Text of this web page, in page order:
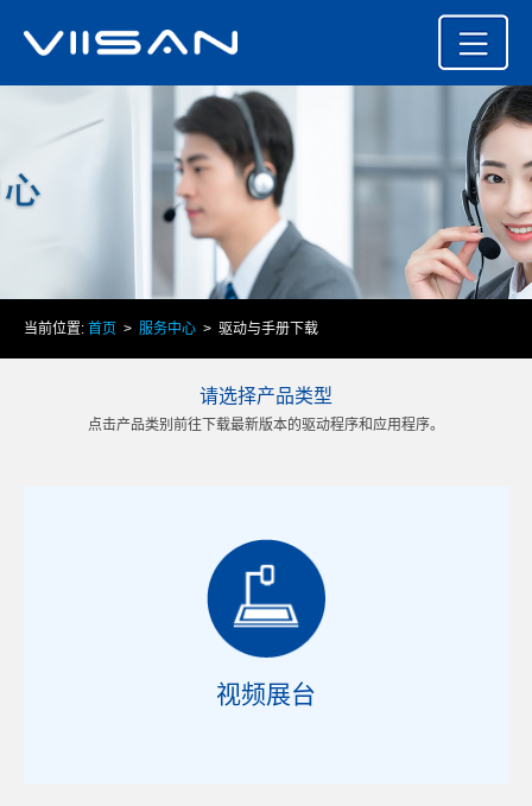
当前位置: 首页 > 服务中心 > 驱动与手册下载
请选择产品类型
点击产品类别前往下载最新版本的驱动程序和应用程序。
视频展台